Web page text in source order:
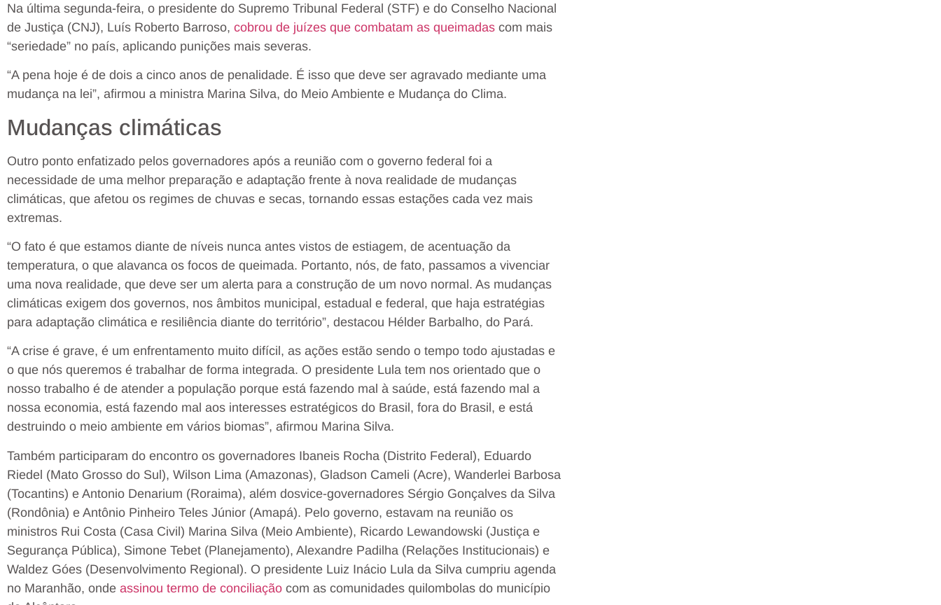
Na última segunda-feira, o presidente do Supremo Tribunal Federal (STF) e do Conselho Nacional
de Justiça (CNJ), Luís Roberto Barroso, cobrou de juízes que combatam as queimadas com mais
“seriedade” no país, aplicando punições mais severas.
“A pena hoje é de dois a cinco anos de penalidade. É isso que deve ser agravado mediante uma
mudança na lei”, afirmou a ministra Marina Silva, do Meio Ambiente e Mudança do Clima.
Mudanças climáticas
Outro ponto enfatizado pelos governadores após a reunião com o governo federal foi a
necessidade de uma melhor preparação e adaptação frente à nova realidade de mudanças
climáticas, que afetou os regimes de chuvas e secas, tornando essas estações cada vez mais
extremas.
“O fato é que estamos diante de níveis nunca antes vistos de estiagem, de acentuação da
temperatura, o que alavanca os focos de queimada. Portanto, nós, de fato, passamos a vivenciar
uma nova realidade, que deve ser um alerta para a construção de um novo normal. As mudanças
climáticas exigem dos governos, nos âmbitos municipal, estadual e federal, que haja estratégias
para adaptação climática e resiliência diante do território”, destacou Hélder Barbalho, do Pará.
“A crise é grave, é um enfrentamento muito difícil, as ações estão sendo o tempo todo ajustadas e
o que nós queremos é trabalhar de forma integrada. O presidente Lula tem nos orientado que o
nosso trabalho é de atender a população porque está fazendo mal à saúde, está fazendo mal a
nossa economia, está fazendo mal aos interesses estratégicos do Brasil, fora do Brasil, e está
destruindo o meio ambiente em vários biomas”, afirmou Marina Silva.
Também participaram do encontro os governadores Ibaneis Rocha (Distrito Federal), Eduardo
Riedel (Mato Grosso do Sul), Wilson Lima (Amazonas), Gladson Cameli (Acre), Wanderlei Barbosa
(Tocantins) e Antonio Denarium (Roraima), além dosvice-governadores Sérgio Gonçalves da Silva
(Rondônia) e Antônio Pinheiro Teles Júnior (Amapá). Pelo governo, estavam na reunião os
ministros Rui Costa (Casa Civil) Marina Silva (Meio Ambiente), Ricardo Lewandowski (Justiça e
Segurança Pública), Simone Tebet (Planejamento), Alexandre Padilha (Relações Institucionais) e
Waldez Góes (Desenvolvimento Regional). O presidente Luiz Inácio Lula da Silva cumpriu agenda
no Maranhão, onde assinou termo de conciliação com as comunidades quilombolas do município